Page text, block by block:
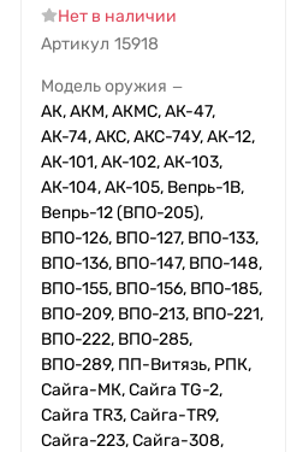
Нет в наличии
Артикул 15918
Модель оружия —
АК, АКМ, АКМС, АК-47,
АК-74, АКС, АКС-74У, АК-12,
АК-101, АК-102, АК-103,
АК-104, АК-105, Вепрь-1В,
Вепрь-12 (ВПО-205),
ВПО-126, ВПО-127, ВПО-133,
ВПО-136, ВПО-147, ВПО-148,
ВПО-155, ВПО-156, ВПО-185,
ВПО-209, ВПО-213, ВПО-221,
ВПО-222, ВПО-285,
ВПО-289, ПП-Витязь, РПК,
Сайга-МК, Сайга TG-2,
Сайга TR3, Сайга-TR9,
Сайга-223, Сайга-308,